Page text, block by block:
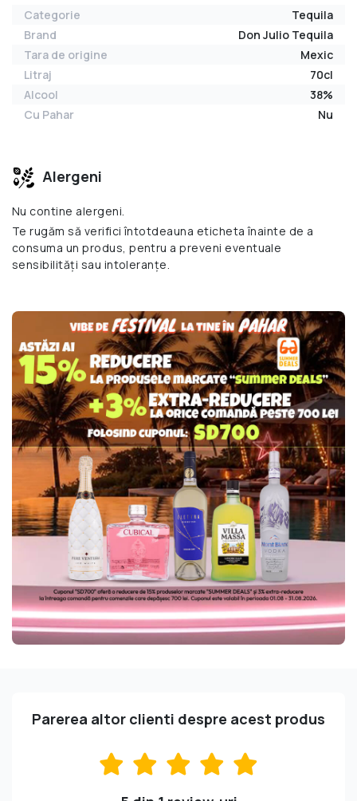
Categorie
Tequila
Brand
Don Julio Tequila
Tara de origine
Mexic
Litraj
70cl
Alcool
38%
Cu Pahar
Nu
Alergeni
Nu contine alergeni.
Te rugăm să verifici întotdeauna eticheta înainte de a
consuma un produs, pentru a preveni eventuale
sensibilități sau intoleranțe.
Parerea altor clienti despre acest produs